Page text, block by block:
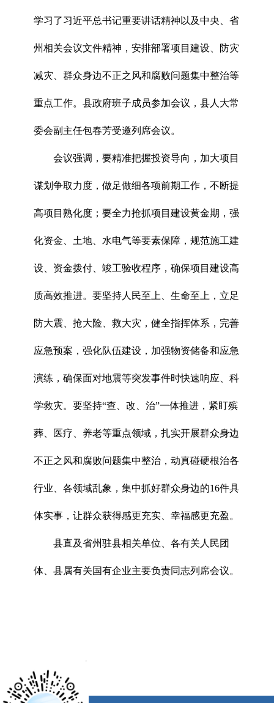
学习了习近平总书记重要讲话精神以及中央、省
州相关会议文件精神，安排部署项目建设、防灾
减灾、群众身边不正之风和腐败问题集中整治等
重点工作。县政府班子成员参加会议，县人大常
委会副主任包春芳受邀列席会议。
会议强调，要精准把握投资导向，加大项目
谋划争取力度，做足做细各项前期工作，不断提
高项目熟化度；要全力抢抓项目建设黄金期，强
化资金、土地、水电气等要素保障，规范施工建
设、资金拨付、竣工验收程序，确保项目建设高
质高效推进。要坚持人民至上、生命至上，立足
防大震、抢大险、救大灾，健全指挥体系，完善
应急预案，强化队伍建设，加强物资储备和应急
演练，确保面对地震等突发事件时快速响应、科
学救灾。要坚持“查、改、治”一体推进，紧盯殡
葬、医疗、养老等重点领域，扎实开展群众身边
不正之风和腐败问题集中整治，动真碰硬根治各
行业、各领域乱象，集中抓好群众身边的16件具
体实事，让群众获得感更充实、幸福感更充盈。
县直及省州驻县相关单位、各有关人民团
体、县属有关国有企业主要负责同志列席会议。
x